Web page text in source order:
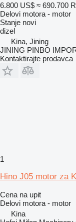
6.800 US$ ≈ 690.700
Delovi motora - motor
Stanje novi
dizel
Kina, Jining
JINING PINBO
Kontaktirajte prodavca
1
Hino J05 motor za
Cena na upit
Delovi motora - motor
Kina